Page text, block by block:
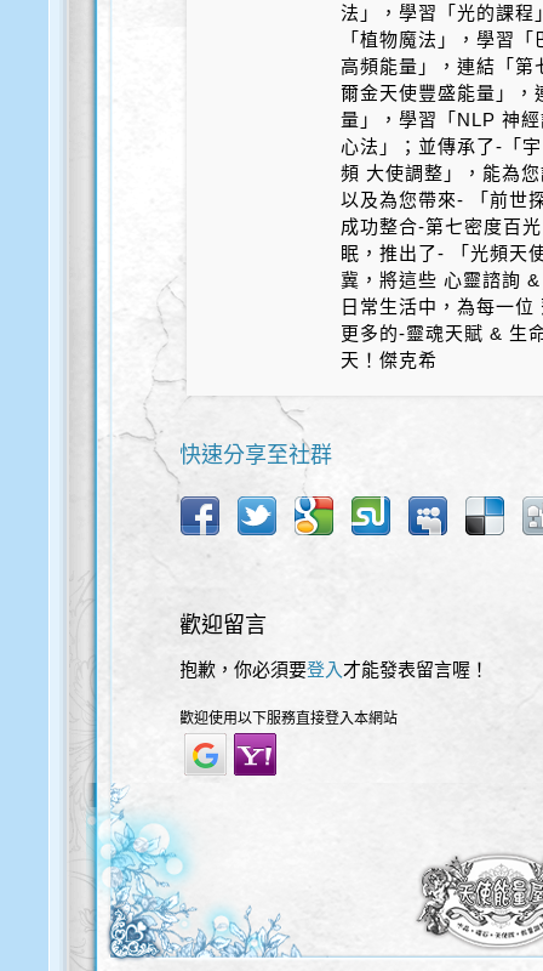
法」，學習「光的課程
「植物魔法」，學習
高頻能量」，連結「第
爾金天使豐盛能量」，
量」，學習「NLP 神
心法」；並傳承了-「
頻 大使調整」，能為
以及為您帶來- 「前世
成功整合-第七密度百
眠，推出了- 「光頻天
冀，將這些 心靈諮詢
日常生活中，為每一
更多的-靈魂天賦 & 生
天！傑克希
快速分享至社群
歡迎留言
抱歉，你必須要登入 才能發表留言喔！
歡迎使用以下服務直接登入本網站